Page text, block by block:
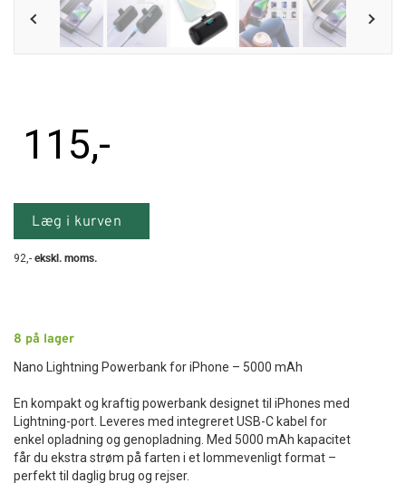
8 på lager
Nano Lightning Powerbank for iPhone – 5000 mAh
En kompakt og kraftig powerbank designet til iPhones med
Lightning-port. Leveres med integreret USB-C kabel for
enkel opladning og genopladning. Med 5000 mAh kapacitet
får du ekstra strøm på farten i et lommevenligt format –
perfekt til daglig brug og rejser.
115,-
Læg i kurven
92,- ekskl. moms.